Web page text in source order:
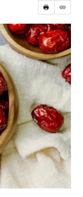
프
린
트
스
크
랩